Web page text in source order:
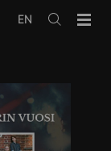
Avaa
EN